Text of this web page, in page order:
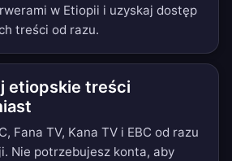
w Etiopii i uzyskaj dostęp
treści od razu.
etiopskie treści
Fana TV, Kana TV i EBC od razu
Nie potrzebujesz konta, aby